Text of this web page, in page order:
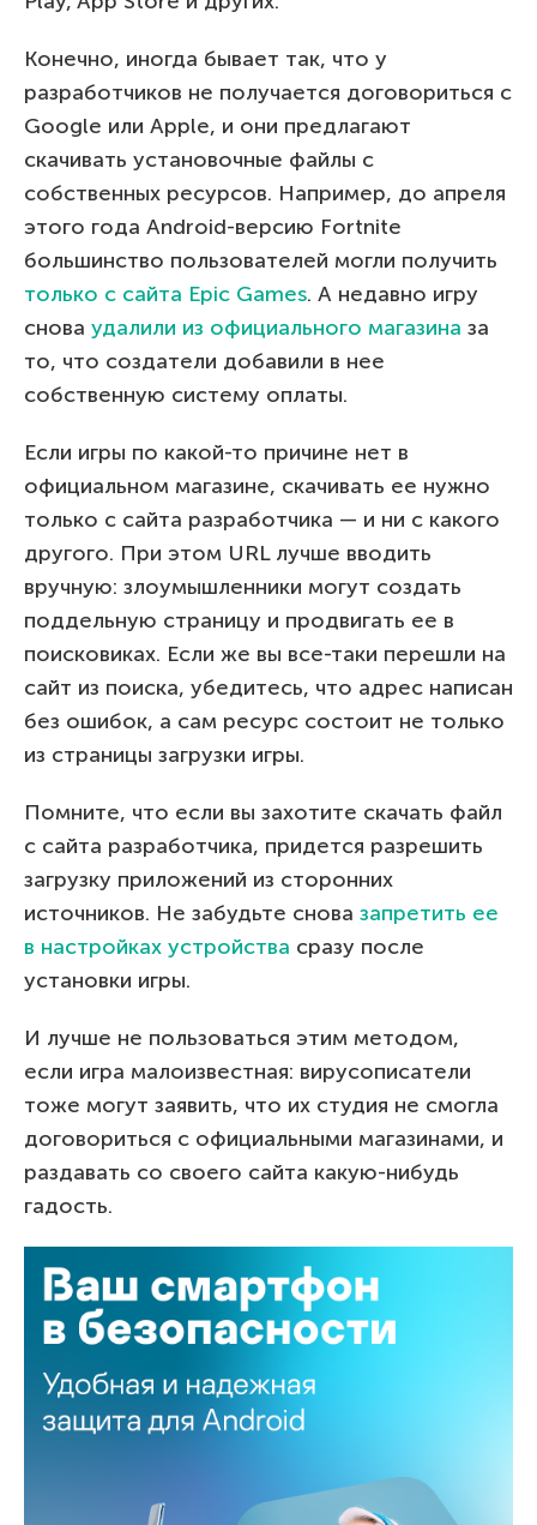
Конечно, иногда бывает так, что у
разработчиков не получается договориться с
Google или Apple, и они предлагают
скачивать установочные файлы с
собственных ресурсов. Например, до апреля
этого года Android-версию Fortnite
большинство пользователей могли получить
только с сайта Epic Games. А недавно игру
снова удалили из официального магазина за
то, что создатели добавили в нее
собственную систему оплаты.
Если игры по какой-то причине нет в
официальном магазине, скачивать ее нужно
только с сайта разработчика — и ни с какого
другого. При этом URL лучше вводить
вручную: злоумышленники могут создать
поддельную страницу и продвигать ее в
поисковиках. Если же вы все-таки перешли на
сайт из поиска, убедитесь, что адрес написан
без ошибок, а сам ресурс состоит не только
из страницы загрузки игры.
Помните, что если вы захотите скачать файл
с сайта разработчика, придется разрешить
загрузку приложений из сторонних
источников. Не забудьте снова запретить ее
в настройках устройства сразу после
установки игры.
И лучше не пользоваться этим методом,
если игра малоизвестная: вирусописатели
тоже могут заявить, что их студия не смогла
договориться с официальными магазинами, и
раздавать со своего сайта какую-нибудь
гадость.